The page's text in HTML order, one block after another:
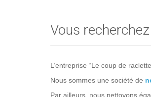
Vous
L’entreprise “Le coup de
Nous sommes une société de
Par ailleurs, nous nettoyons